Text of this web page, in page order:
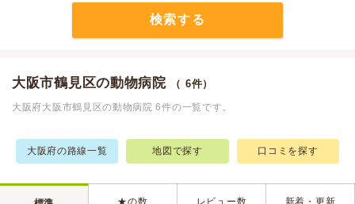
検索する
大阪市鶴見区の動物病院 （ 6件）
大阪府大阪市鶴見区の動物病院 6件の一覧です。
大阪府の路線一覧 地図で探す 口コミを探す
★の数 レビュー数 新着・更新